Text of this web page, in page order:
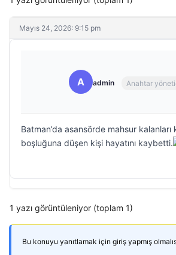
Mayıs 24, 2026: 9:15 pm
A admin Anahtar
Batman’da asansörde mahsur
boşluğuna düşen kişi hayatını kaybetti.
1 yazı görüntüleniyor (toplam 1)
Bu konuyu yanıtlamak için giriş yapmış